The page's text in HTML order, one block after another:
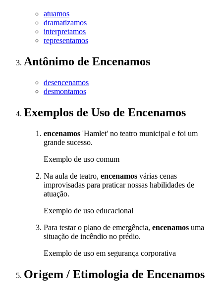
atuamos
dramatizamos
interpretamos
representamos
Antônimo de Encenamos
desencenamos
desmontamos
Exemplos de Uso de Encenamos
encenamos 'Hamlet' no teatro municipal e foi um
grande sucesso.
Exemplo de uso comum
Na aula de teatro, encenamos várias cenas
improvisadas para praticar nossas habilidades de
atuação.
Exemplo de uso educacional
Para testar o plano de emergência, encenamos uma
situação de incêndio no prédio.
Exemplo de uso em segurança corporativa
Origem / Etimologia de Encenamos